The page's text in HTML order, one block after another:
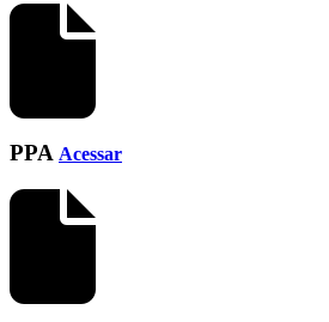
PPA Acessar